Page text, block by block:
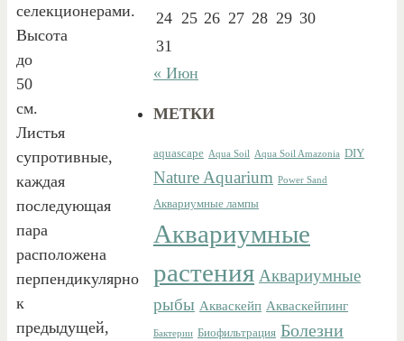
селекционерами.
Высота
до
50
см.
Листья
супротивные,
каждая
последующая
пара
расположена
перпендикулярно
к
предыдущей,
24 25 26 27 28 29 30
31
« Июн
МЕТКИ
aquascape Aqua Soil Aqua Soil Amazonia DIY
Nature Aquarium Power Sand
Аквариумные лампы
Аквариумные
растения Аквариумные
рыбы Акваскейп Акваскейпинг
Бактерии Биофильтрация Болезни